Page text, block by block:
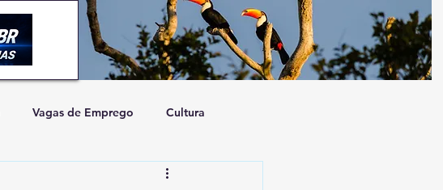
Vagas de Emprego Cultura